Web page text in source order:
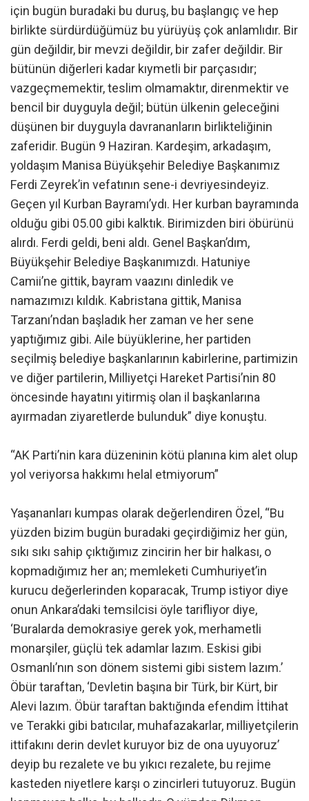
için bugün buradaki bu duruş, bu başlangıç ve hep
birlikte sürdürdüğümüz bu yürüyüş çok anlamlıdır. Bir
gün değildir, bir mevzi değildir, bir zafer değildir. Bir
bütünün diğerleri kadar kıymetli bir parçasıdır;
vazgeçmemektir, teslim olmamaktır, direnmektir ve
bencil bir duyguyla değil; bütün ülkenin geleceğini
düşünen bir duyguyla davrananların birlikteliğinin
zaferidir. Bugün 9 Haziran. Kardeşim, arkadaşım,
yoldaşım Manisa Büyükşehir Belediye Başkanımız
Ferdi Zeyrek’in vefatının sene-i devriyesindeyiz.
Geçen yıl Kurban Bayramı’ydı. Her kurban bayramında
olduğu gibi 05.00 gibi kalktık. Birimizden biri öbürünü
alırdı. Ferdi geldi, beni aldı. Genel Başkan’dım,
Büyükşehir Belediye Başkanımızdı. Hatuniye
Camii’ne gittik, bayram vaazını dinledik ve
namazımızı kıldık. Kabristana gittik, Manisa
Tarzanı’ndan başladık her zaman ve her sene
yaptığımız gibi. Aile büyüklerine, her partiden
seçilmiş belediye başkanlarının kabirlerine, partimizin
ve diğer partilerin, Milliyetçi Hareket Partisi’nin 80
öncesinde hayatını yitirmiş olan il başkanlarına
ayırmadan ziyaretlerde bulunduk” diye konuştu.
“AK Parti’nin kara düzeninin kötü planına kim alet olup
yol veriyorsa hakkımı helal etmiyorum”
Yaşananları kumpas olarak değerlendiren Özel, “Bu
yüzden bizim bugün buradaki geçirdiğimiz her gün,
sıkı sıkı sahip çıktığımız zincirin her bir halkası, o
kopmadığımız her an; memleketi Cumhuriyet’in
kurucu değerlerinden koparacak, Trump istiyor diye
onun Ankara’daki temsilcisi öyle tarifliyor diye,
‘Buralarda demokrasiye gerek yok, merhametli
monarşiler, güçlü tek adamlar lazım. Eskisi gibi
Osmanlı’nın son dönem sistemi gibi sistem lazım.’
Öbür taraftan, ‘Devletin başına bir Türk, bir Kürt, bir
Alevi lazım. Öbür taraftan baktığında efendim İttihat
ve Terakki gibi batıcılar, muhafazakarlar, milliyetçilerin
ittifakını derin devlet kuruyor biz de ona uyuyoruz’
deyip bu rezalete ve bu yıkıcı rezalete, bu rejime
kasteden niyetlere karşı o zincirleri tutuyoruz. Bugün